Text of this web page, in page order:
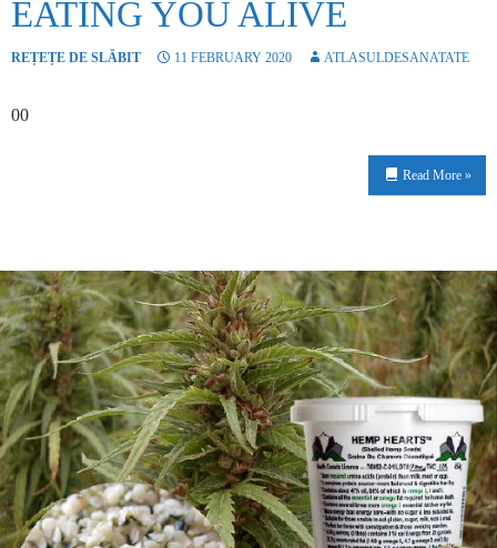
EATING YOU ALIVE
REȚEȚE DE SLĂBIT 11 FEBRUARY 2020 ATLASULDESANATATE
00
Read More »